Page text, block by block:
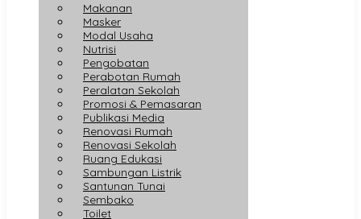
Makanan
Masker
Modal Usaha
Nutrisi
Pengobatan
Perabotan Rumah
Peralatan Sekolah
Promosi & Pemasaran
Publikasi Media
Renovasi Rumah
Renovasi Sekolah
Ruang Edukasi
Sambungan Listrik
Santunan Tunai
Sembako
Toilet